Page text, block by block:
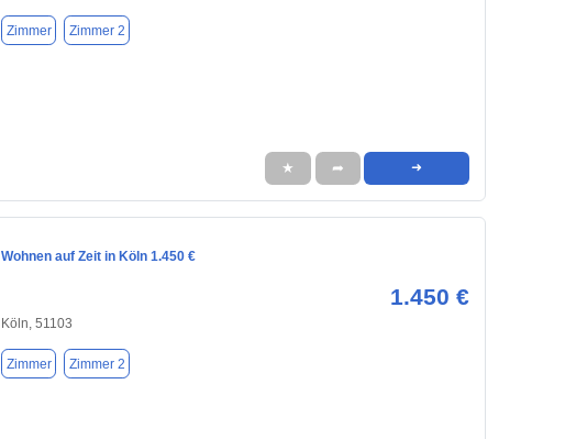
Zimmer Zimmer 2
★ ➦ ➜
Wohnen auf Zeit in Köln 1.450 €
1.450 €
Köln, 51103
Zimmer Zimmer 2